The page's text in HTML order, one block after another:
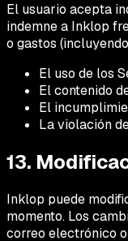
El usuario acepta
indemne a Inklop
o gastos
El uso de los
El contenido
El
La violación
13.
Inklop puede
momento. Los
correo electrónico